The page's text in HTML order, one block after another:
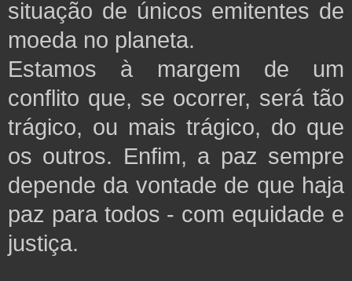
situação de únicos emitentes de
moeda no planeta.
Estamos à margem de um
conflito que, se ocorrer, será tão
trágico, ou mais trágico, do que
os outros. Enfim, a paz sempre
depende da vontade de que haja
paz para todos - com equidade e
justiça.